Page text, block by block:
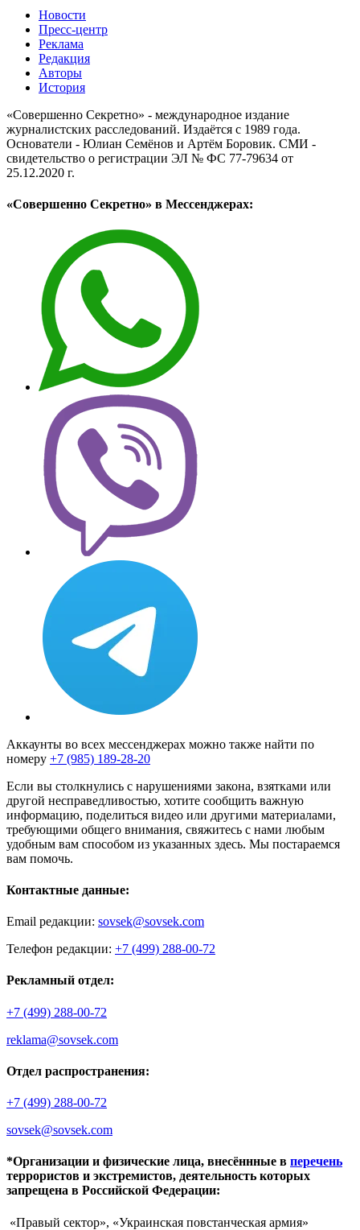
Новости
Пресс-центр
Реклама
Редакция
Авторы
История
«Совершенно Секретно» - международное издание
журналистских расследований. Издаётся с 1989 года.
Основатели - Юлиан Семёнов и Артём Боровик. CМИ -
свидетельство о регистрации ЭЛ № ФС 77-79634 от
25.12.2020 г.
«Совершенно Секретно» в Мессенджерах:
Аккаунты во всех мессенджерах можно также найти по
номеру +7 (985) 189-28-20
Если вы столкнулись с нарушениями закона, взятками или
другой несправедливостью, хотите сообщить важную
информацию, поделиться видео или другими материалами,
требующими общего внимания, свяжитесь с нами любым
удобным вам способом из указанных здесь. Мы постараемся
вам помочь.
Контактные данные:
Email редакции: sovsek@sovsek.com
Телефон редакции: +7 (499) 288-00-72
Рекламный отдел:
+7 (499) 288-00-72
reklama@sovsek.com
Отдел распространения:
+7 (499) 288-00-72
sovsek@sovsek.com
*Организации и физические лица, внесённные в перечень
террористов и экстремистов, деятельность которых
запрещена в Российской Федерации:
«Правый сектор», «Украинская повстанческая армия»